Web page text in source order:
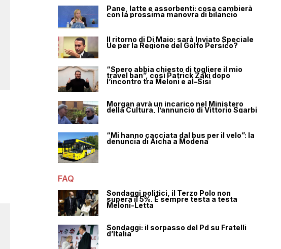
Pane, latte e assorbenti: cosa cambierà
con la prossima manovra di bilancio
Il ritorno di Di Maio: sarà Inviato Speciale
Ue per la Regione del Golfo Persico?
“Spero abbia chiesto di togliere il mio
travel ban”, così Patrick Zaki dopo
l’incontro tra Meloni e al-Sisi
Morgan avrà un incarico nel Ministero
della Cultura, l’annuncio di Vittorio Sgarbi
“Mi hanno cacciata dal bus per il velo”: la
denuncia di Aicha a Modena
FAQ
Sondaggi politici, il Terzo Polo non
supera il 5%. È sempre testa a testa
Meloni-Letta
Sondaggi: il sorpasso del Pd su Fratelli
d’Italia